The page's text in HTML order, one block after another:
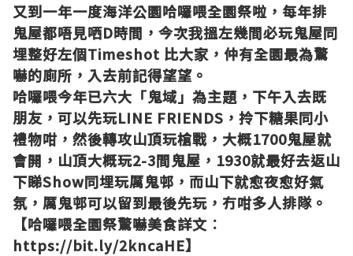
又到一年一度海洋公園哈囉喂全園祭啦，每年排
鬼屋都唔見哂D時間，今次我搵左幾間必玩鬼屋同
埋整好左個Timeshot 比大家，仲有全園最為驚
嚇的廁所，入去前記得望望。
哈囉喂今年已六大「鬼域」為主題，下午入去既
朋友，可以先玩LINE FRIENDS，拎下糖果同小
禮物咁，然後轉攻山頂玩槍戰，大概1700鬼屋就
會開，山頂大概玩2-3間鬼屋，1930就最好去返山
下睇Show同埋玩厲鬼邨，而山下就愈夜愈好氣
氛，厲鬼邨可以留到最後先玩，冇咁多人排隊。
【哈囉喂全園祭驚嚇美食詳文︰
https://bit.ly/2kncaHE】